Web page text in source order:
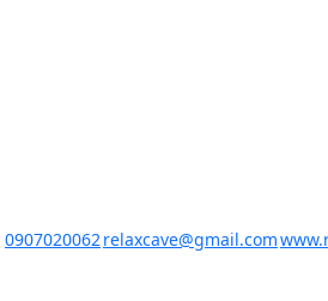
0907020062 relaxcave@gmail.com